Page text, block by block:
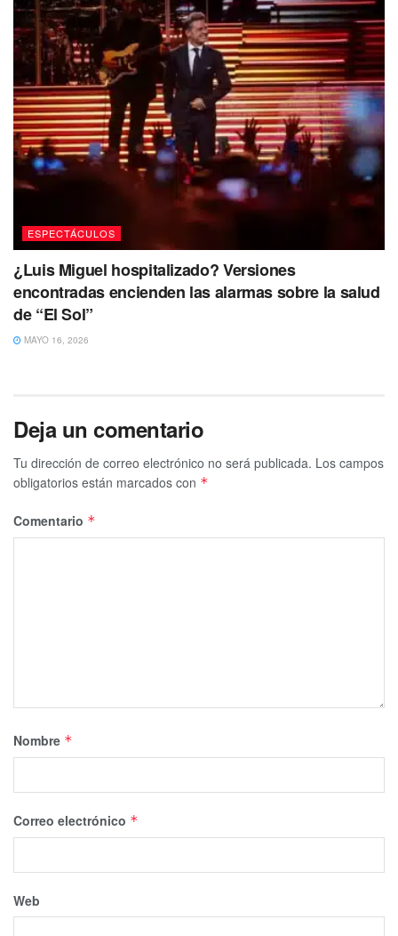
ESPECTÁCULOS
¿Luis Miguel hospitalizado? Versiones
encontradas encienden las alarmas sobre la salud
de “El Sol”
MAYO 16, 2026
Deja un comentario
Tu dirección de correo electrónico no será publicada. Los campos
obligatorios están marcados con *
Comentario *
Nombre *
Correo electrónico *
Web